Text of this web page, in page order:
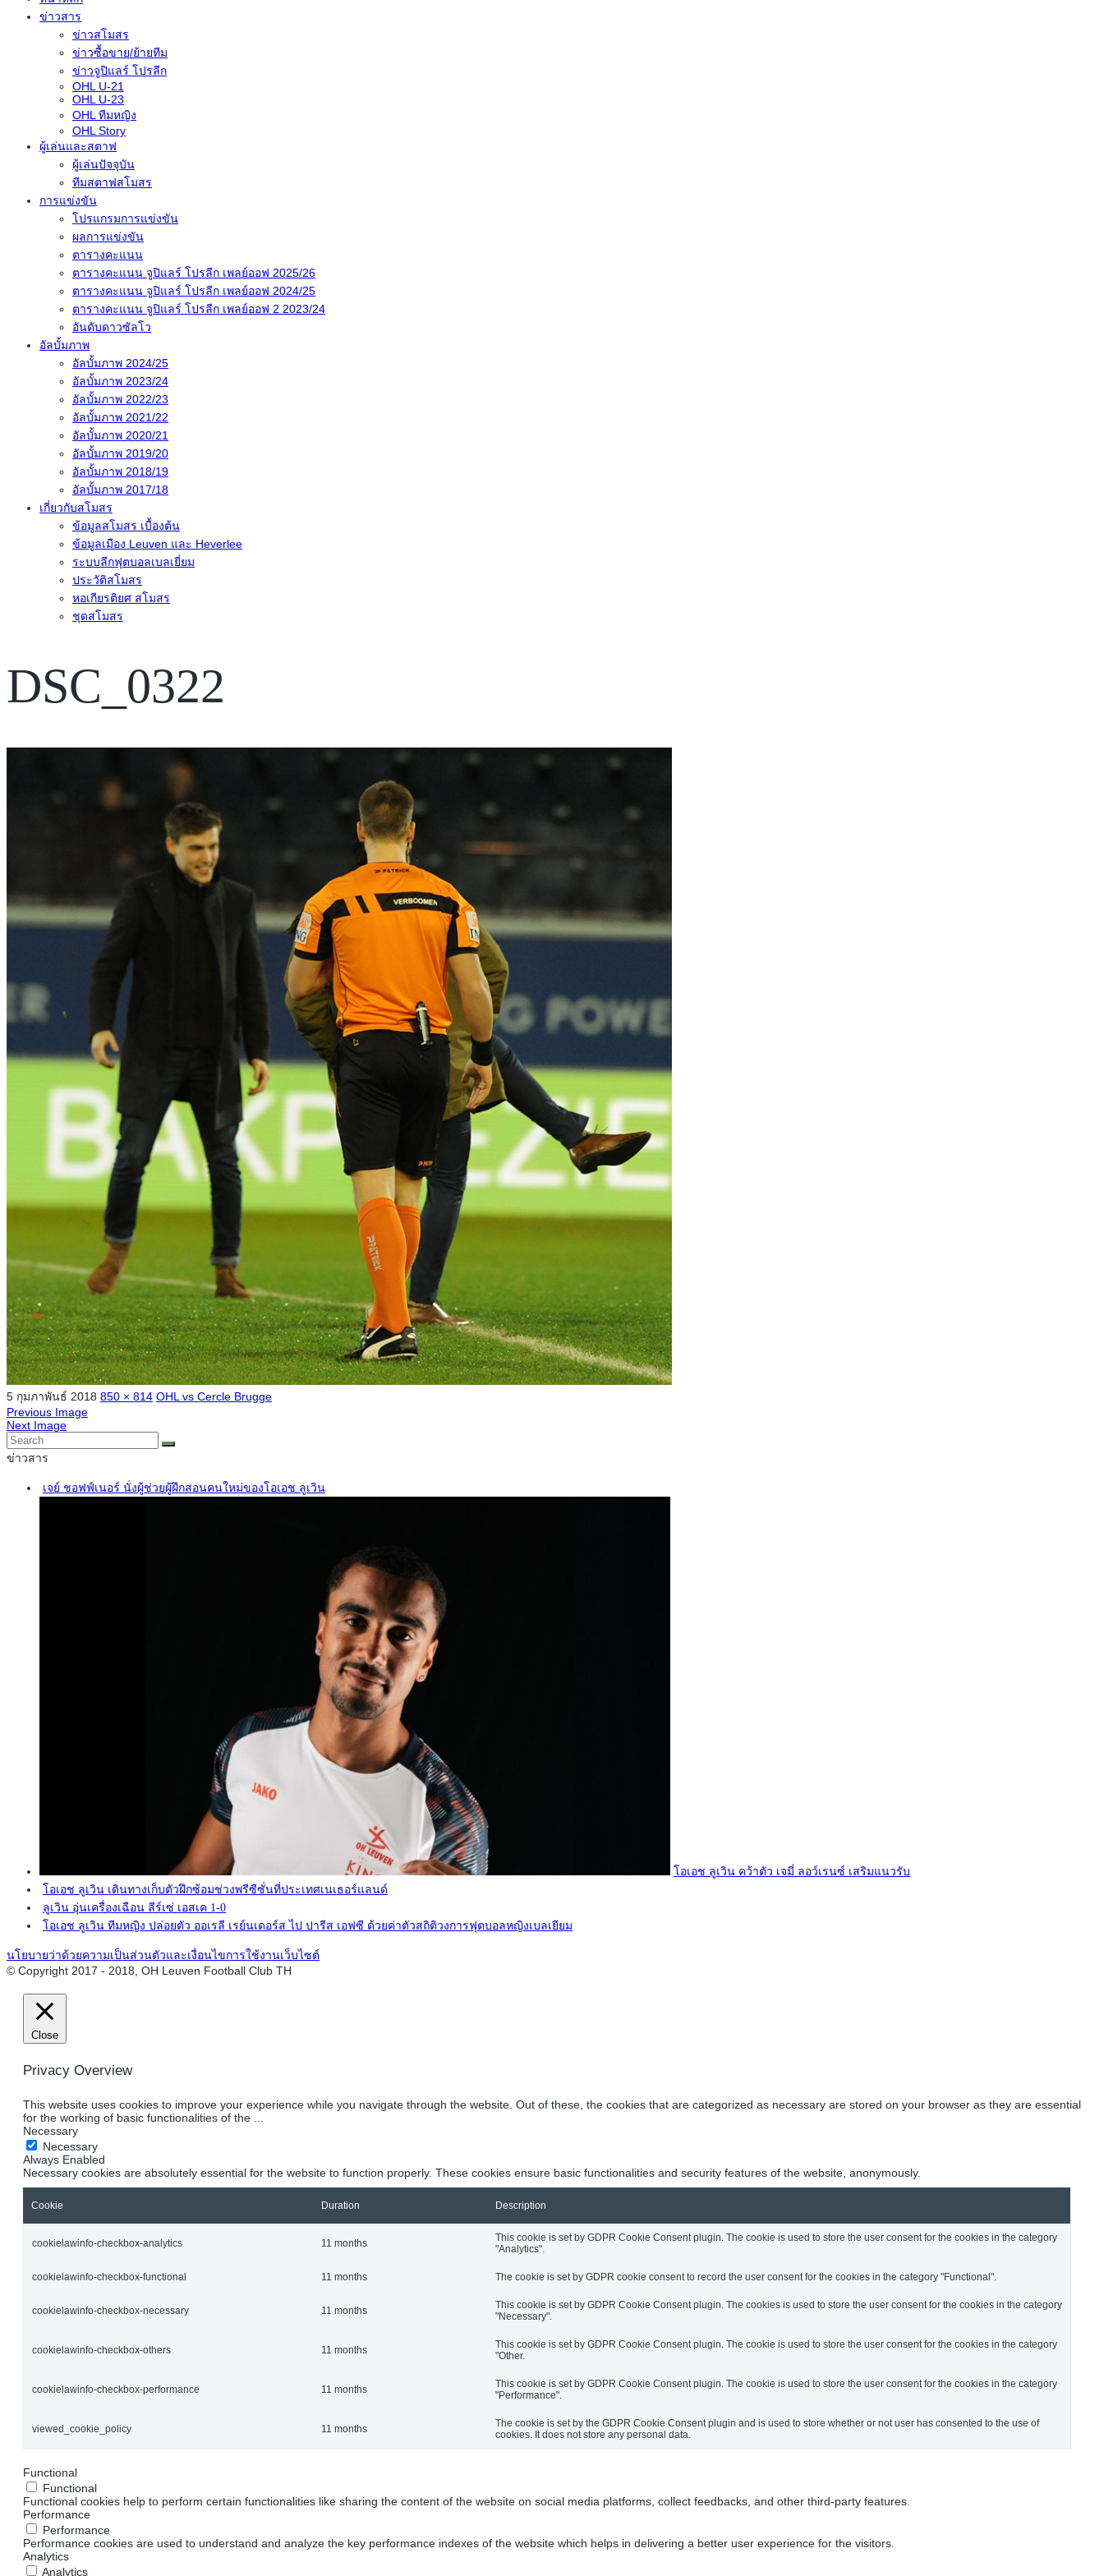
ข่าวสาร
ข่าวสโมสร
ข่าวซื้อขาย/ย้ายทีม
ข่าวจูปิแลร์ โปรลีก
OHL U-21
OHL U-23
OHL ทีมหญิง
OHL Story
ผู้เล่นและสตาฟ
ผู้เล่นปัจจุบัน
ทีมสตาฟสโมสร
การแข่งขัน
โปรแกรมการแข่งขัน
ผลการแข่งขัน
ตารางคะแนน
ตารางคะแนน จูปิแลร์ โปรลีก เพลย์ออฟ 2025/26
ตารางคะแนน จูปิแลร์ โปรลีก เพลย์ออฟ 2024/25
ตารางคะแนน จูปิแลร์ โปรลีก เพลย์ออฟ 2 2023/24
อันดับดาวซัลโว
อัลบั้มภาพ
อัลบั้มภาพ 2024/25
อัลบั้มภาพ 2023/24
อัลบั้มภาพ 2022/23
อัลบั้มภาพ 2021/22
อัลบั้มภาพ 2020/21
อัลบั้มภาพ 2019/20
อัลบั้มภาพ 2018/19
อัลบั้มภาพ 2017/18
เกี่ยวกับสโมสร
ข้อมูลสโมสร เบื้องต้น
ข้อมูลเมือง Leuven และ Heverlee
ระบบลีกฟุตบอลเบลเยี่ยม
ประวัติสโมสร
หอเกียรติยศ สโมสร
ชุดสโมสร
DSC_0322
5 กุมภาพันธ์ 2018 850 × 814 OHL vs Cercle Brugge
Previous Image
Next Image
ข่าวสาร
เจย์ ชอฟฟ์เนอร์ นั่งผู้ช่วยผู้ฝึกสอนคนใหม่ของโอเอช ลูเวิน
โอเอช ลูเวิน คว้าตัว เจมี่ ลอว์เรนซ์ เสริมแนวรับ
โอเอช ลูเวิน เดินทางเก็บตัวฝึกซ้อมช่วงพรีซีซั่นที่ประเทศเนเธอร์แลนด์
ลูเวิน อุ่นเครื่องเฉือน ลีร์เซ่ เอสเค 1-0
โอเอช ลูเวิน ทีมหญิง ปล่อยตัว ออเรลี เรย์นเดอร์ส ไป ปารีส เอฟซี ด้วยค่าตัวสถิติวงการฟุตบอลหญิงเบลเยียม
นโยบายว่าด้วยความเป็นส่วนตัวและเงื่อนไขการใช้งานเว็บไซต์
© Copyright 2017 - 2018, OH Leuven Football Club TH
Close
Privacy Overview
This website uses cookies to improve your experience while you navigate through the website. Out of these, the cookies that are categorized as necessary are stored on your browser as they are essential
for the working of basic functionalities of the
Necessary
Necessary
Always Enabled
Necessary cookies are absolutely essential for the website to function properly. These cookies ensure basic functionalities and security features of the website, anonymously.
Cookie Duration Description
cookielawinfo-checkbox-analytics 11 months
This cookie is set by GDPR Cookie Consent plugin. The cookie is used to store the user consent for the cookies in the category
"Analytics".
cookielawinfo-checkbox-functional 11 months The cookie is set by GDPR cookie consent to record the user consent for the cookies in the category "Functional".
cookielawinfo-checkbox-necessary 11 months
This cookie is set by GDPR Cookie Consent plugin. The cookies is used to store the user consent for the cookies in the category
"Necessary".
cookielawinfo-checkbox-others 11 months
This cookie is set by GDPR Cookie Consent plugin. The cookie is used to store the user consent for the cookies in the category
"Other.
cookielawinfo-checkbox-performance 11 months
This cookie is set by GDPR Cookie Consent plugin. The cookie is used to store the user consent for the cookies in the category
"Performance".
viewed_cookie_policy 11 months
The cookie is set by the GDPR Cookie Consent plugin and is used to store whether or not user has consented to the use of
cookies. It does not store any personal data.
Functional
Functional
Functional cookies help to perform certain functionalities like sharing the content of the website on social media platforms, collect feedbacks, and other third-party features.
Performance
Performance
Performance cookies are used to understand and analyze the key performance indexes of the website which helps in delivering a better user experience for the visitors.
Analytics
Analytics